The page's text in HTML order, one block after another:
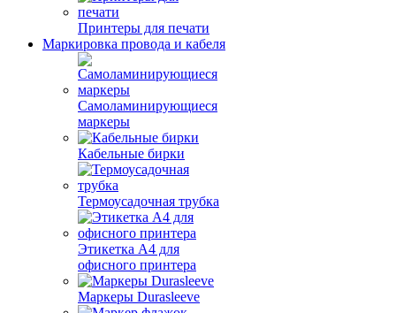
Принтеры для печати
Маркировка провода и кабеля
Самоламинирующиеся
маркеры
Кабельные бирки
Термоусадочная трубка
Этикетка А4 для
офисного принтера
Маркеры Durasleeve